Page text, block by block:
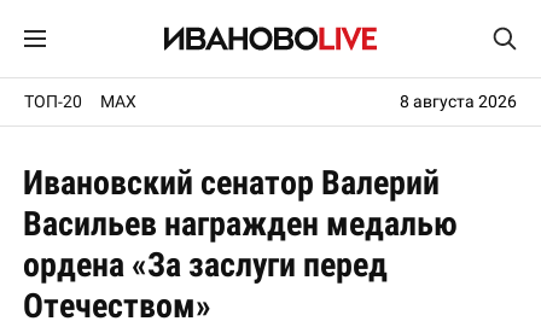
ТОП-20 MAX 8 августа 2026
Ивановский сенатор Валерий
Васильев награжден медалью
ордена «За заслуги перед
Отечеством»